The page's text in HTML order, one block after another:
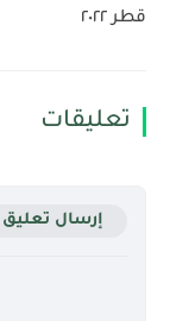
قطر ٢٠٢٢
تعليقات
إرسال تعليق